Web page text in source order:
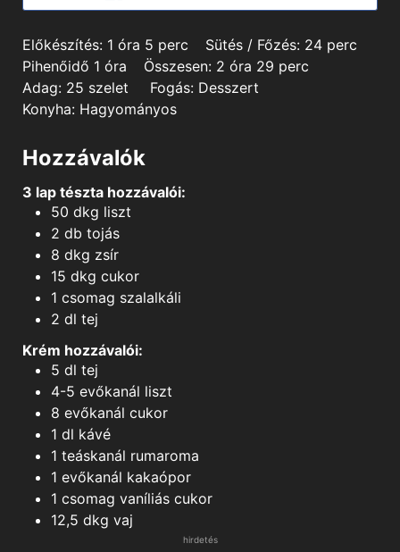
Előkészítés: 1hour
óra 5minutes
perc Sütés / Főzés: 24minutes
perc
Pihenőidő 1hour
óra Összesen: 2 hours
óra 29 minutes
perc
Adag: 25 szelet Fogás: Desszert
Konyha: Hagyományos
Hozzávalók
3 lap tészta hozzávalói:
50 dkg liszt
2 db tojás
8 dkg zsír
15 dkg cukor
1 csomag szalalkáli
2 dl tej
Krém hozzávalói:
5 dl tej
4-5 evőkanál liszt
8 evőkanál cukor
1 dl kávé
1 teáskanál rumaroma
1 evőkanál kakaópor
1 csomag vaníliás cukor
12,5 dkg vaj
hirdetés